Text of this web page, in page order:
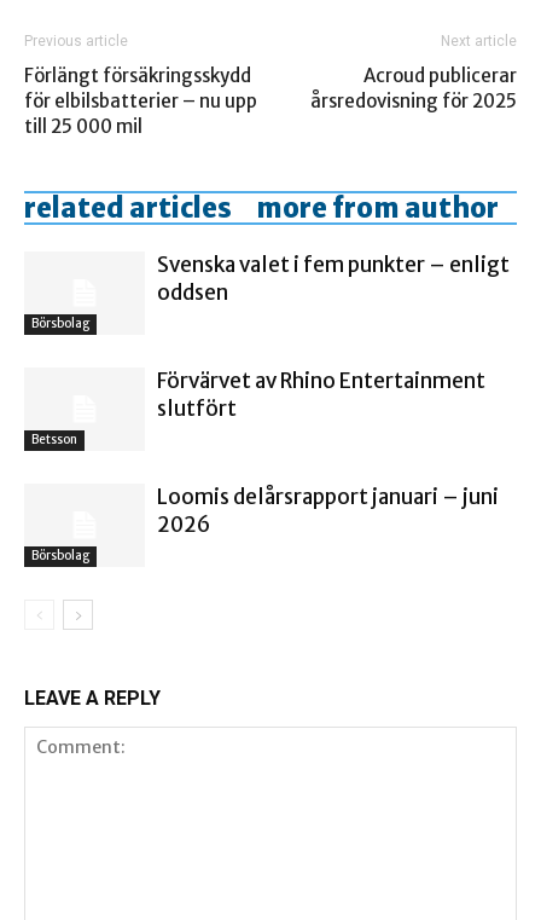
Previous article
Förlängt försäkringsskydd
för elbilsbatterier – nu upp
till 25 000 mil
Next article
Acroud publicerar
årsredovisning för 2025
related articles more from author
Börsbolag
Svenska valet i fem punkter – enligt
oddsen
Betsson
Förvärvet av Rhino Entertainment
slutfört
Börsbolag
Loomis delårsrapport januari – juni
2026
LEAVE A REPLY